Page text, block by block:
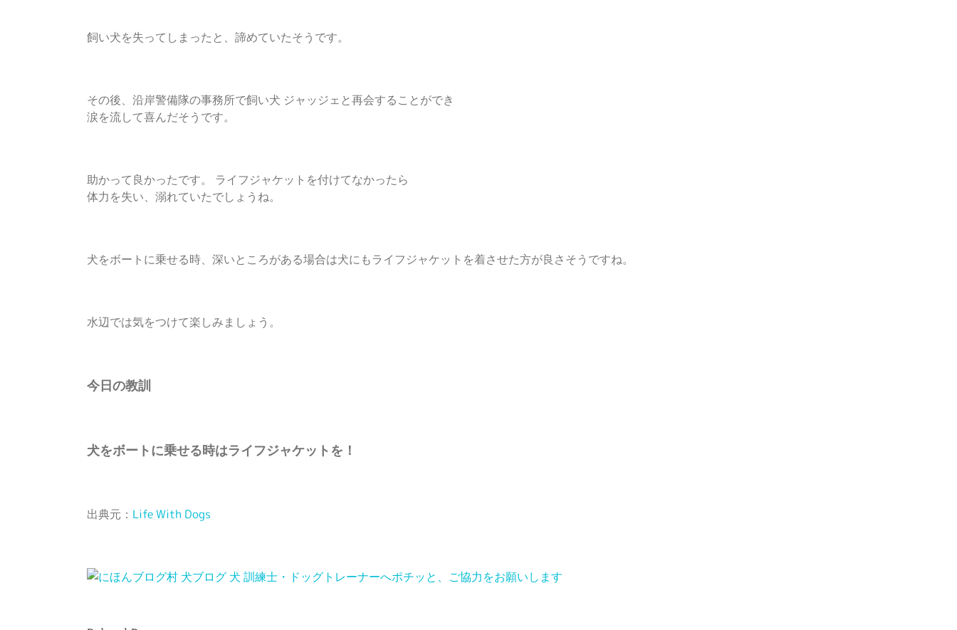
飼い犬を失ってしまったと、諦めていたそうです。
その後、沿岸警備隊の事務所で飼い犬 ジャッジェと再会することができ
涙を流して喜んだそうです。
助かって良かったです。 ライフジャケットを付けてなかったら
体力を失い、溺れていたでしょうね。
犬をボートに乗せる時、深いところがある場合は犬にもライフジャケットを着させた方が良さそうですね。
水辺では気をつけて楽しみましょう。
今日の教訓
犬をボートに乗せる時はライフジャケットを！
出典元： Life With Dogs
ポチッと、ご協力をお願いします